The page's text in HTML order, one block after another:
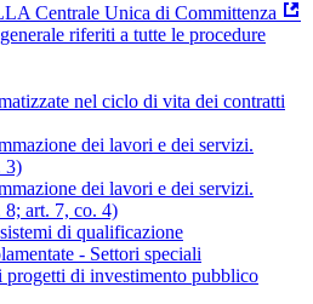
Centrale Unica di Committenza
riferiti a tutte le procedure
nel ciclo di vita dei contratti
dei lavori e dei servizi.
3)
dei lavori e dei servizi.
8; art. 7, co. 4)
di qualificazione
- Settori speciali
di investimento pubblico